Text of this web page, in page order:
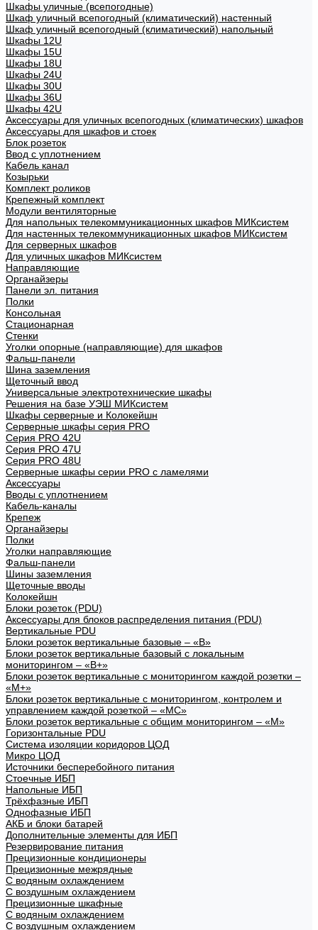
Шкафы уличные (всепогодные)
Шкаф уличный всепогодный (климатический) настенный
Шкаф уличный всепогодный (климатический) напольный
Шкафы 12U
Шкафы 15U
Шкафы 18U
Шкафы 24U
Шкафы 30U
Шкафы 36U
Шкафы 42U
Аксессуары для уличных всепогодных (климатических) шкафов
Аксессуары для шкафов и стоек
Блок розеток
Ввод с уплотнением
Кабель канал
Козырьки
Комплект роликов
Крепежный комплект
Модули вентиляторные
Для напольных телекоммуникационных шкафов МИКсистем
Для настенных телекоммуникационных шкафов МИКсистем
Для серверных шкафов
Для уличных шкафов МИКсистем
Направляющие
Органайзеры
Панели эл. питания
Полки
Консольная
Стационарная
Стенки
Уголки опорные (направляющие) для шкафов
Фальш-панели
Шина заземления
Щеточный ввод
Универсальные электротехнические шкафы
Решения на базе УЭШ МИКсистем
Шкафы серверные и Колокейшн
Серверные шкафы серия PRO
Серия PRO 42U
Серия PRO 47U
Серия PRO 48U
Серверные шкафы серии PRO с ламелями
Аксессуары
Вводы с уплотнением
Кабель-каналы
Крепеж
Органайзеры
Полки
Уголки направляющие
Фальш-панели
Шины заземления
Щеточные вводы
Колокейшн
Блоки розеток (PDU)
Аксессуары для блоков распределения питания (PDU)
Вертикальные PDU
Блоки розеток вертикальные базовые – «В»
Блоки розеток вертикальные базовый с локальным
мониторингом – «В+»
Блоки розеток вертикальные с мониторингом каждой розетки –
«М+»
Блоки розеток вертикальные с мониторингом, контролем и
управлением каждой розеткой – «МС»
Блоки розеток вертикальные с общим мониторингом – «М»
Горизонтальные PDU
Система изоляции коридоров ЦОД
Микро ЦОД
Источники бесперебойного питания
Стоечные ИБП
Напольные ИБП
Трёхфазные ИБП
Однофазные ИБП
АКБ и блоки батарей
Дополнительные элементы для ИБП
Резервирование питания
Прецизионные кондиционеры
Прецизионные межрядные
С водяным охлаждением
С воздушным охлаждением
Прецизионные шкафные
С водяным охлаждением
С воздушным охлаждением